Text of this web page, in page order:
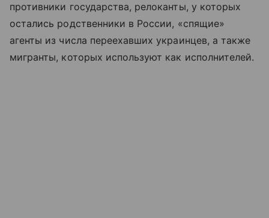
противники государства, релоканты, у которых
остались родственники в России, «спящие»
агенты из числа переехавших украинцев, а также
мигранты, которых используют как исполнителей.